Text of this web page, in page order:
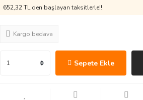
652,32 TL den başlayan taksitlerle!!
Kargo bedava
Sepete Ekle